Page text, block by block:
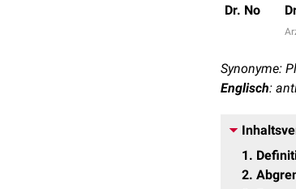
Dr. No
Synonyme:
Englisch:
1
2